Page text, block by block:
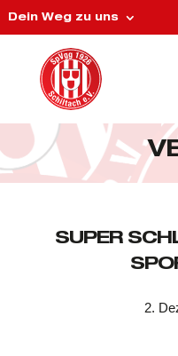
Dein Weg zu uns
SUPER
2.